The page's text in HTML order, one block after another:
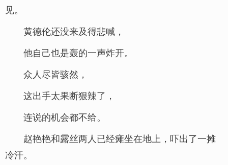
见。
黄德伦还没来及得悲喊，
他自己也是轰的一声炸开。
众人尽皆骇然，
这出手太果断狠辣了，
连说的机会都不给。
赵艳艳和露丝两人已经瘫坐在地上，吓出了一摊
冷汗。